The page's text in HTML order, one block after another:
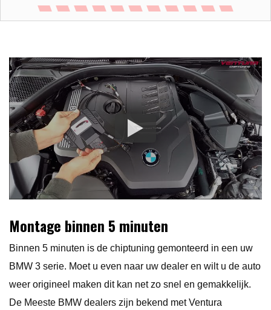
Montage binnen 5 minuten
Binnen 5 minuten is de chiptuning gemonteerd in een uw
BMW 3 serie. Moet u even naar uw dealer en wilt u de auto
weer origineel maken dit kan net zo snel en gemakkelijk.
De Meeste BMW dealers zijn bekend met Ventura